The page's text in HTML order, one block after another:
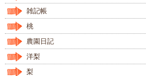
雑記帳
桃
農園日記
洋梨
梨